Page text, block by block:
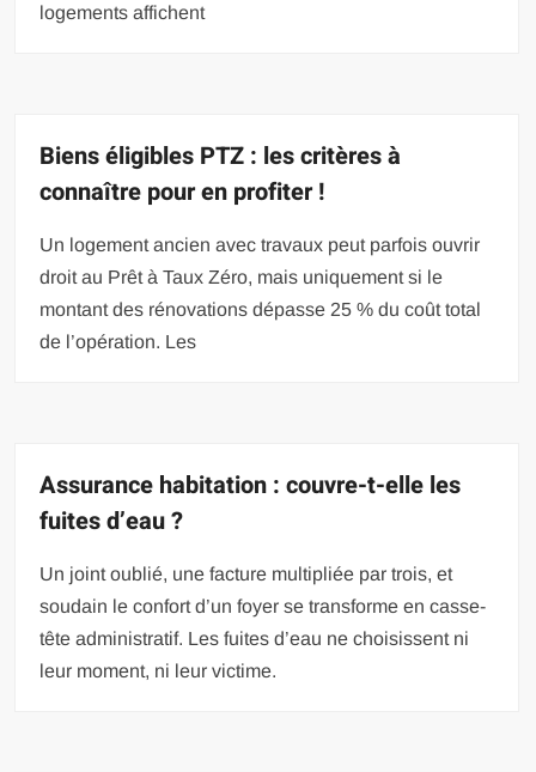
logements affichent
Biens éligibles PTZ : les critères à
connaître pour en profiter !
Un logement ancien avec travaux peut parfois ouvrir
droit au Prêt à Taux Zéro, mais uniquement si le
montant des rénovations dépasse 25 % du coût total
de l’opération. Les
Assurance habitation : couvre-t-elle les
fuites d’eau ?
Un joint oublié, une facture multipliée par trois, et
soudain le confort d’un foyer se transforme en casse-
tête administratif. Les fuites d’eau ne choisissent ni
leur moment, ni leur victime.